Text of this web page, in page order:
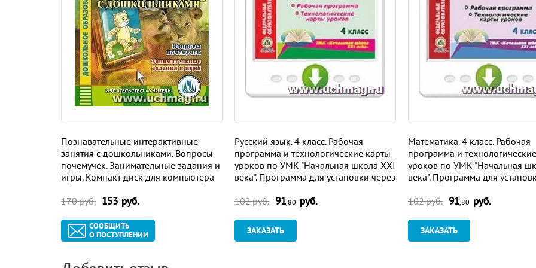
Создайте определенную развивающую среду, приобретите необхо­димое оборудование, подберите
творчество, измените свое потребительское отношение к приро­де, свое мировоззрение - и вы воспитаете
мышлением.
Содержание
Предисловие 3
Осень 30
Зима 71
Весна 106
Приложение 1 139
Приложение 2 153
Познавательные интерактивные
занятия с дошкольниками. Вопросы
почемучек. Занимательные задания и
игры. Компакт-диск для компьютера
170 руб. 153 руб.
СООБЩИТЬ
О ПОСТУПЛЕНИИ
Русский язык. 4 класс. Рабочая
программа и технологические карты
уроков по УМК "Начальная школа XXI
века". Программа для установки через
102 руб. 91 ,80 руб.
ЗАКАЗАТЬ
Математика. 4 класс. Рабочая
программа и
уроков по УМК "Начальная
века". Программа для
102 руб. 91 ,80 руб.
ЗАКАЗАТЬ